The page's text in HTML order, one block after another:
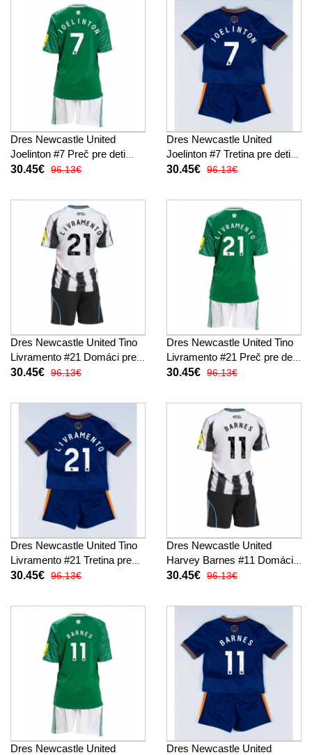
Dres Newcastle United
Joelinton #7 Preč pre deti
2025-26 Krátky Rukáv (+
30.45€ 96.13€
Dres Newcastle United
Joelinton #7 Tretina pre deti
2025-26 Krátky Rukáv (+
30.45€ 96.13€
Dres Newcastle United Tino
Livramento #21 Domáci pre
deti 2025-26 Krátky Rukáv (+
30.45€ 96.13€
Dres Newcastle United Tino
Livramento #21 Preč pre deti
2025-26 Krátky Rukáv (+
30.45€ 96.13€
Dres Newcastle United Tino
Livramento #21 Tretina pre
deti 2025-26 Krátky Rukáv (+
30.45€ 96.13€
Dres Newcastle United
Harvey Barnes #11 Domáci
pre deti 2025-26 Krátky
30.45€ 96.13€
Dres Newcastle United
Dres Newcastle United